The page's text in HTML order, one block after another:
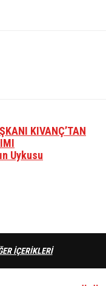
KIVANÇ’TAN
Uykusu
İÇERİKLERİ